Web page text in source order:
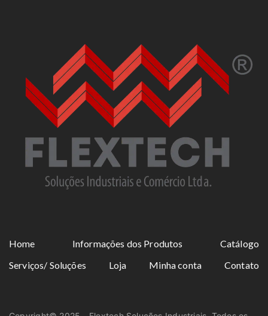
Home Informações dos Produtos
Catálogo
Serviços/ Soluções
Loja Minha conta Contato